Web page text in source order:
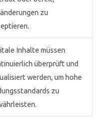
zu
Inhalte müssen
überprüft und
werden, um hohe
zu